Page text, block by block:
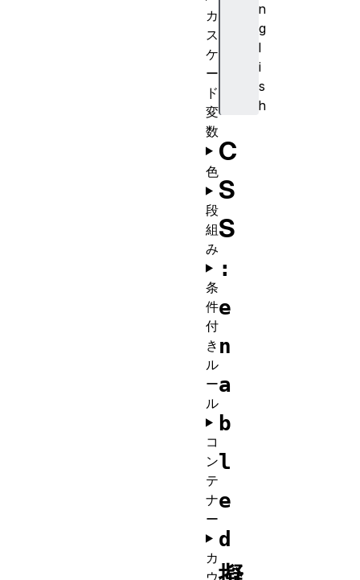
n
g
l
i
s
h
C
S
S
:
e
n
a
b
l
e
d
カ
ス
ケ
ー
ド
変
数
色
段
組
み
条
件
付
き
ル
ー
ル
コ
ン
テ
ナ
ー
カ
ウ